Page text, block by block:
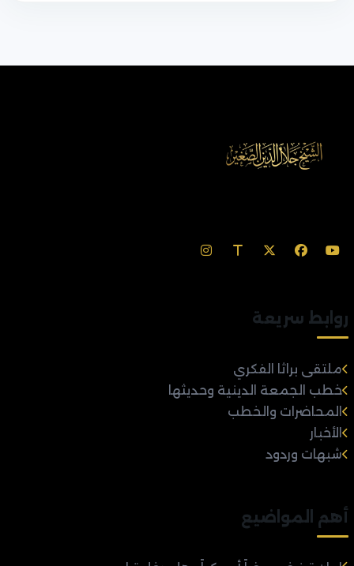
روابط سريعة
ملتقى براثا الفكري
خطب الجمعة الدينية وحديثها
المحاضرات والخطب
الأخبار
شبهات وردود
أهم المواضيع